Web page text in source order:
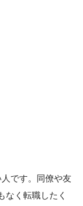
です。同僚や友
なく転職したく